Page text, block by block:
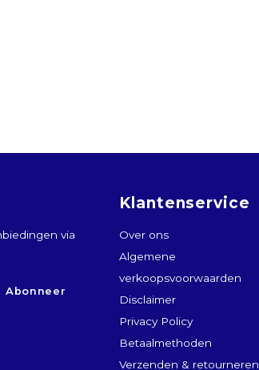
via
Abonneer
Klantenservice
Over ons
Algemene
verkoopsvoorwaarden
Disclaimer
Privacy Policy
Betaalmethoden
Verzenden & retourneren